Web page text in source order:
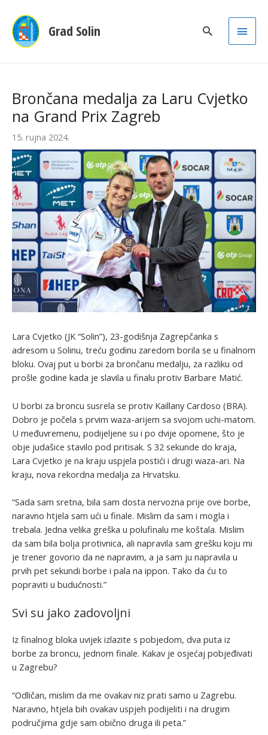
Grad Solin
Main
Brončana medalja za Laru Cvjetko
na Grand Prix Zagreb
15. rujna 2024.
Lara Cvjetko (JK “Solin”), 23-godišnja Zagrepčanka s
adresom u Solinu, treću godinu zaredom borila se u finalnom
bloku. Ovaj put u borbi za brončanu medalju, za razliku od
prošle godine kada je slavila u finalu protiv Barbare Matić.
U borbi za broncu susrela se protiv Kaillany Cardoso (BRA).
Dobro je počela s prvim waza-arijem sa svojom uchi-matom.
U međuvremenu, podijeljene su i po dvije opomene, što je
obje judašice stavilo pod pritisak. S 32 sekunde do kraja,
Lara Cvjetko je na kraju uspjela postići i drugi waza-ari. Na
kraju, nova rekordna medalja za Hrvatsku.
“Sada sam sretna, bila sam dosta nervozna prije ove borbe,
naravno htjela sam ući u finale. Mislim da sam i mogla i
trebala. Jedna velika greška u polufinalu me koštala. Mislim
da sam bila bolja protivnica, ali napravila sam grešku koju mi
je trener govorio da ne napravim, a ja sam ju napravila u
prvih pet sekundi borbe i pala na ippon. Tako da ću to
popraviti u budućnosti.”
Svi su jako zadovoljni
Iz finalnog bloka uvijek izlazite s pobjedom, dva puta iz
borbe za broncu, jednom finale. Kakav je osjećaj pobjeđivati
u Zagrebu?
“Odličan, mislim da me ovakav niz prati samo u Zagrebu.
Naravno, htjela bih ovakav uspjeh podijeliti i na drugim
područjima gdje sam obično druga ili peta.”